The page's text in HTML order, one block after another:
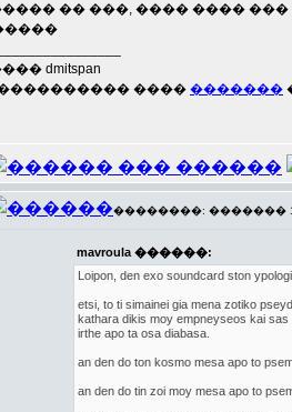
�� ���, ���� ����
dmitspan
���������� ���� �������
��������: ������� 19
mavroula ������:
Loipon, den exo soundcard ston
etsi, to ti simainei gia mena zotiko
kathara dikis moy empneyseos kai sas
irthe apo ta osa diabasa.
an den do ton kosmo mesa apo to
an den do tin zoi moy mesa apo to